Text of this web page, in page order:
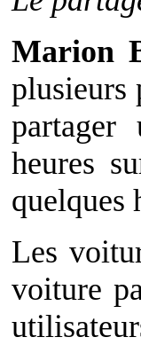
Marion
plusieurs
heures
quelques
Les
voiture